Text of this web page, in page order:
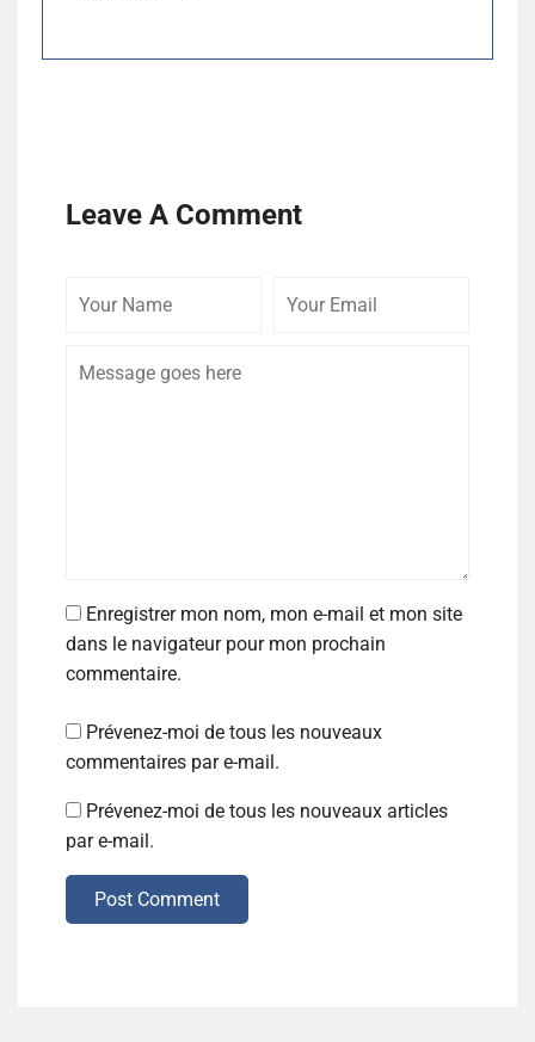
Leave A Comment
Enregistrer mon nom, mon e-mail et mon site
dans le navigateur pour mon prochain
commentaire.
Prévenez-moi de tous les nouveaux
commentaires par e-mail.
Prévenez-moi de tous les nouveaux articles
par e-mail.
Post Comment